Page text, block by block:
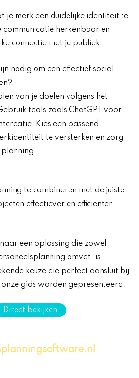
je merk een duidelijke identiteit te
communicatie herkenbaar en
connectie met je publiek.
nodig om een effectief social
van je doelen volgens het
tools zoals ChatGPT voor
Kies een passend
te versterken en zorg
planning.
te combineren met de juiste
effectiever en efficiënter
een oplossing die zowel
omvat, is
keuze die perfect aansluit bij
onze gids worden gepresenteerd.
Direct bekijken